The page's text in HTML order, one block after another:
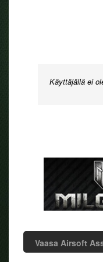
Käyttäjällä ei
Vaasa Airsoft